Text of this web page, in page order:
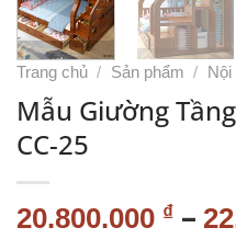
Trang chủ / Sản phẩm / Nội
Mẫu Giường
CC-25
20.800.000 ₫ –